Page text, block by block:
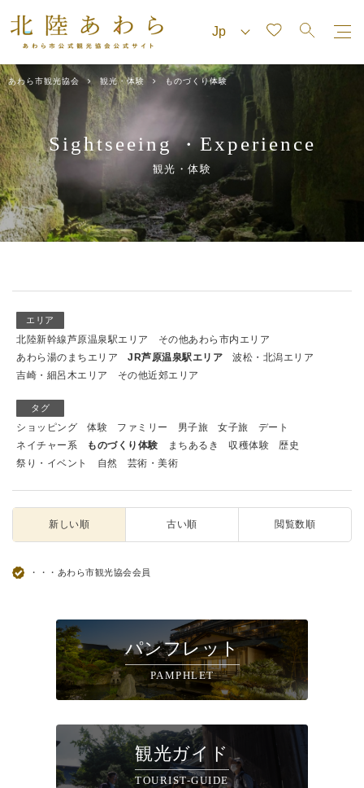
あわら市観光協会 観光・体験 ものづくり体験
Sightseeing・ Experience
観光・体験
エリア
北陸新幹線芦原温泉駅エリア
その他あわら市内エリア
あわら湯のまちエリア
JR芦原温泉駅エリア
波松・北潟エリア
吉崎・細呂木エリア
その他近郊エリア
タグ
ショッピング 体験 ファミリー 男子旅 女子旅
デート
ネイチャー系
ものづくり体験 まちあるき 収穫体験
歴史
祭り・イベント
自然 芸術・美術
新しい順 古い順 閲覧数順
・・・あわら市観光協会会員
パンフレット
PAMPHLET
観光ガイド
TOURIST-GUIDE